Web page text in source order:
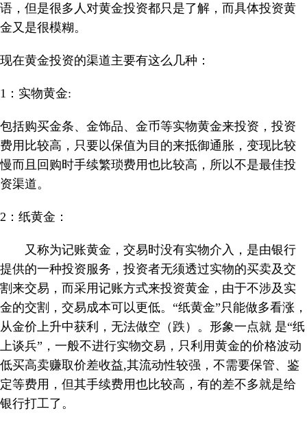
语，但是很多人对黄金投资都只是了解，而具体投资黄
金又是很模糊。
现在黄金投资的渠道主要有这么几种：
1 ：实物黄金:
包括购买金条、金饰品、金币等实物黄金来投资，投资
费用比较高，只要以保值为目的来抵御通胀，变现比较
慢而且回购时手续繁琐费用也比较高，所以不是最佳投
资渠道。
2 ：纸黄金：
又称为记账黄金，交易时没有实物介入，是由银行
提供的一种投资服务，投资者无须透过实物的买卖及交
割来交易，而采用记账方式来投资黄金，由于不涉及实
金的交割，交易成本可以更低。“纸黄金”只能做多看涨，
从金价上升中获利，无法做空（跌）。形象一点就 是“纸
上谈兵”，一般不进行实物交易，只利用黄金的价格波动
低买高卖赚取价差收益,其流动性较强，不需要保管、鉴
定等费用，但其手续费用也比较高，有的差不多就是给
银行打工了。